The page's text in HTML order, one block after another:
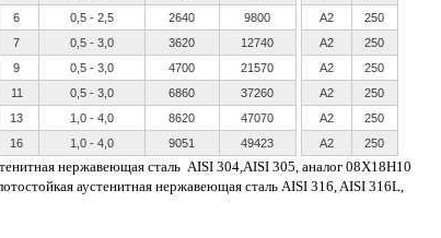
6 0,5 - 2,5 2640 9800 A2
250
7 0,5 - 3,0 3620 12740 A2
250
9 0,5 - 3,0 4700 21570 A2
250
11 0,5 - 3,0 6860 37260 A2
250
13 1,0 - 4,0 8620 47070 A2
250
16 1,0 - 4,0 9051 49423 А2 250
нержавеющая сталь AISI 304, AISI 305, аналог 08Х18Н10
аустенитная нержавеющая сталь AISI 316, AISI 316L